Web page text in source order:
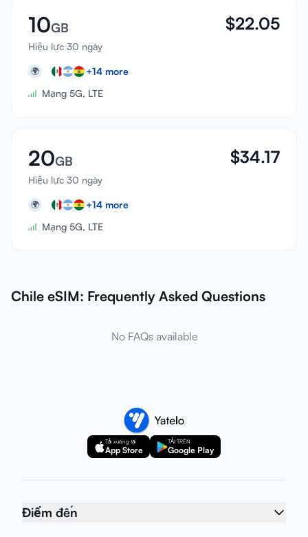
10GB
Hiệu lực 30 ngày
$22.05
🌍 +14 more
Mạng 5G, LTE
20GB
Hiệu lực 30 ngày
$34.17
🌍 +14 more
Mạng 5G, LTE
Chile eSIM: Frequently Asked Questions
No FAQs available
Tải xuống tại
App Store
TẢI TRÊN
Google Play
Điểm đến